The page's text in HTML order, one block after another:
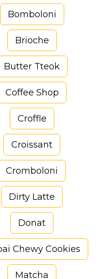
Bomboloni
Brioche
Butter Tteok
Coffee Shop
Croffle
Croissant
Cromboloni
Dirty Latte
Donat
Chewy Cookies
Matcha